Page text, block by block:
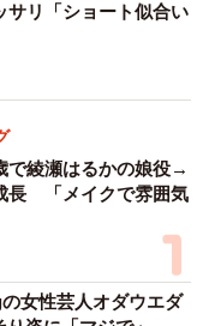
サリ「ショート似合い
で綾瀬はるかの娘役→
長 「メイクで雰囲気
女性芸人オダウエダ